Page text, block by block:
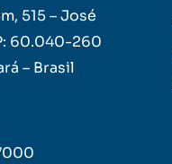
515 – José
60.040-260
– Brasil